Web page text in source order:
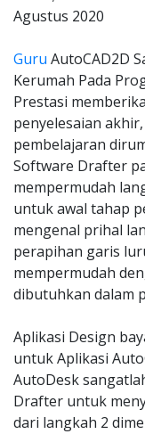
Agustus 2020
Guru AutoCAD2D
Kerumah Pada
Prestasi
penyelesaian
pembelajaran
Software Drafter
mempermudah
untuk awal tahap
mengenal prihal
perapihan garis
mempermudah
dibutuhkan dalam
Aplikasi Design
untuk Aplikasi
AutoDesk
Drafter untuk
dari langkah 2